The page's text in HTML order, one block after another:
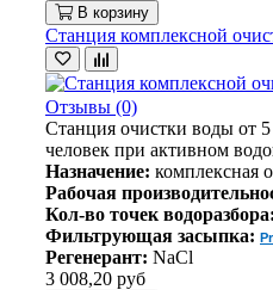
В корзину
Станция комплексной
Отзывы (0)
Станция очистки воды от
человек при активном
Назначение: комплексная
Рабочая
Кол-во точек водоразбора:
Фильтрующая засыпка:
Регенерант: NaCl
3 008,20 руб